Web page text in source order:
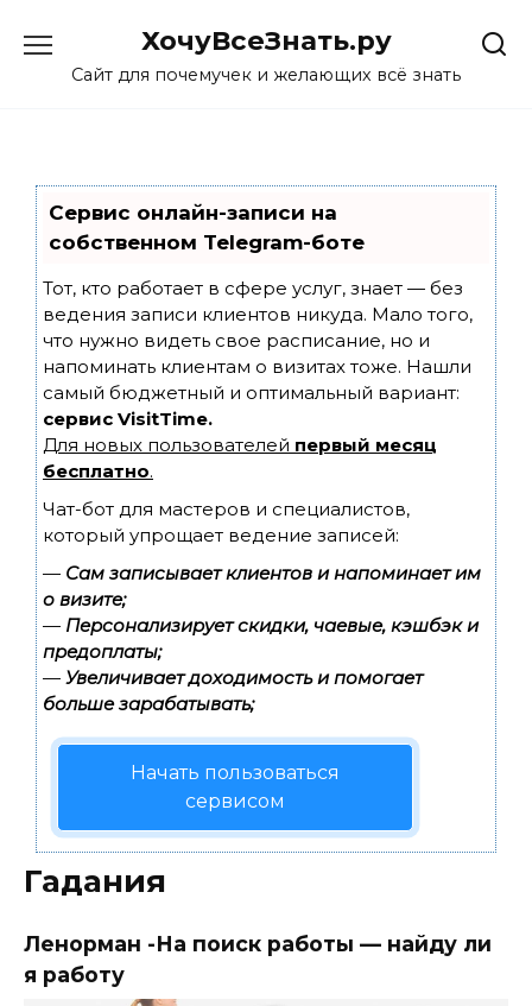
content
ХочуВсеЗнать.ру
Сайт для почемучек и желающих всё знать
Сервис онлайн-записи на
собственном Telegram-боте
Тот, кто работает в сфере услуг, знает — без
ведения записи клиентов никуда. Мало того,
что нужно видеть свое расписание, но и
напоминать клиентам о визитах тоже. Нашли
самый бюджетный и оптимальный вариант:
сервис VisitTime.
Для новых пользователей первый месяц
бесплатно.
Чат-бот для мастеров и специалистов,
который упрощает ведение записей:
— Сам записывает клиентов и напоминает им
о визите;
— Персонализирует скидки, чаевые, кэшбэк и
предоплаты;
— Увеличивает доходимость и помогает
больше зарабатывать;
Начать пользоваться
сервисом
Гадания
Ленорман -На поиск работы — найду ли
я работу